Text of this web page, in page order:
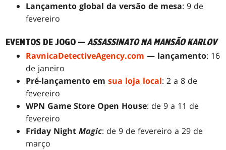
Lançamento global da versão de mesa: 9 de
fevereiro
EVENTOS DE JOGO —ASSASSINATO NA MANSÃO KARLOV
RavnicaDetectiveAgency.com — lançamento: 16
de janeiro
Pré-lançamento emsua loja local: 2 a 8 de
fevereiro
WPN Game Store Open House: de 9 a 11 de
fevereiro
Friday NightMagic: de 9 de fevereiro a 29 de
março